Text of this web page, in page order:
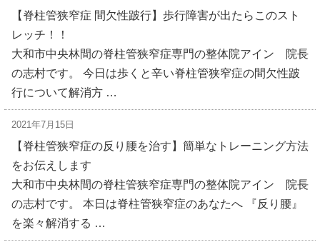
【脊柱管狭窄症 間欠性跛行】歩行障害が出たらこのスト
レッチ！！
大和市中央林間の脊柱管狭窄症専門の整体院アイン 院長
の志村です。 今日は歩くと辛い脊柱管狭窄症の間欠性跛
行について解消方 …
2021年7月15日
【脊柱管狭窄症の反り腰を治す】簡単なトレーニング方法
をお伝えします
大和市中央林間の脊柱管狭窄症専門の整体院アイン 院長
の志村です。 本日は脊柱管狭窄症のあなたへ 『反り腰』
を楽々解消する …